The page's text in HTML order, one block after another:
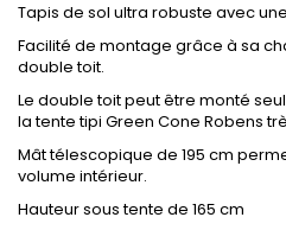
Tapis de sol ultra robuste avec
Facilité de montage grâce à sa
double toit.
Le double toit peut être monté
la tente tipi Green Cone Robens
Mât télescopique de 195 cm
volume intérieur.
Hauteur sous tente de 165 cm